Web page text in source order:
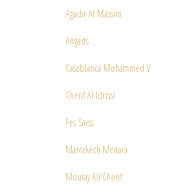
Agadir Al Massira
Angads
Casablanca Mohammed V
Cherif Al Idrissi
Fes Saïss
Marrakech Menara
Moulay Ali Cherif